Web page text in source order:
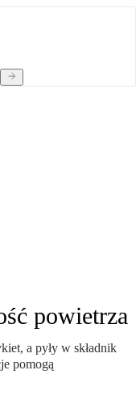
powietrza
a pyły w składnik
pomogą